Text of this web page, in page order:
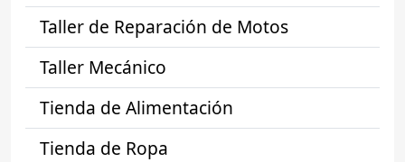
Taller de Reparación de Motos
Taller Mecánico
Tienda de Alimentación
Tienda de Ropa